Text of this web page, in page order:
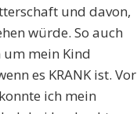
und davon,
würde. So auch
mein Kind
es KRANK ist. Vor
ich mein